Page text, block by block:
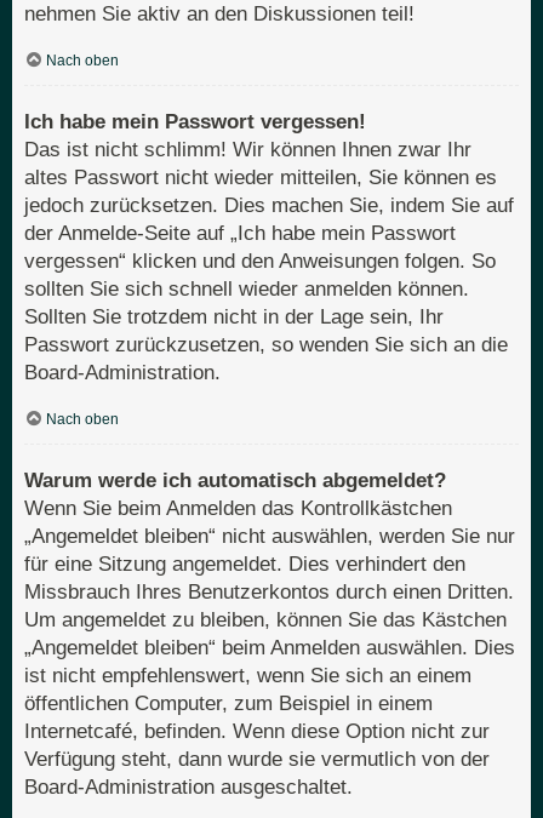
nehmen Sie aktiv an den Diskussionen teil!
Nach oben
Ich habe mein Passwort vergessen!
Das ist nicht schlimm! Wir können Ihnen zwar Ihr
altes Passwort nicht wieder mitteilen, Sie können es
jedoch zurücksetzen. Dies machen Sie, indem Sie auf
der Anmelde-Seite auf „Ich habe mein Passwort
vergessen“ klicken und den Anweisungen folgen. So
sollten Sie sich schnell wieder anmelden können.
Sollten Sie trotzdem nicht in der Lage sein, Ihr
Passwort zurückzusetzen, so wenden Sie sich an die
Board-Administration.
Nach oben
Warum werde ich automatisch abgemeldet?
Wenn Sie beim Anmelden das Kontrollkästchen
„Angemeldet bleiben“ nicht auswählen, werden Sie nur
für eine Sitzung angemeldet. Dies verhindert den
Missbrauch Ihres Benutzerkontos durch einen Dritten.
Um angemeldet zu bleiben, können Sie das Kästchen
„Angemeldet bleiben“ beim Anmelden auswählen. Dies
ist nicht empfehlenswert, wenn Sie sich an einem
öffentlichen Computer, zum Beispiel in einem
Internetcafé, befinden. Wenn diese Option nicht zur
Verfügung steht, dann wurde sie vermutlich von der
Board-Administration ausgeschaltet.